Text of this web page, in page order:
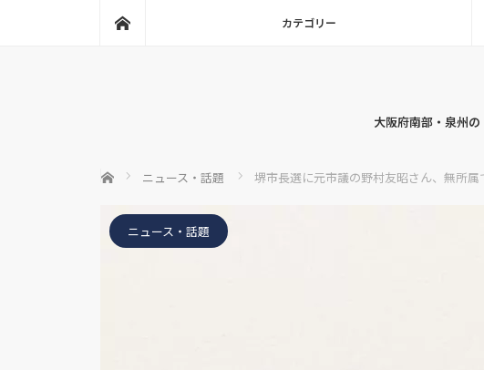
カテゴリー
大阪府南部・泉州
ホーム ニュース・話題 堺市長選に元市議の野村友昭さん、無所
ニュース・話題